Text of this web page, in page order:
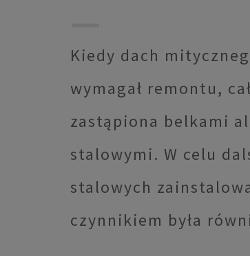
Kiedy dach
wymagał remontu,
zastąpiona belkami
stalowymi. W celu
stalowych
czynnikiem była